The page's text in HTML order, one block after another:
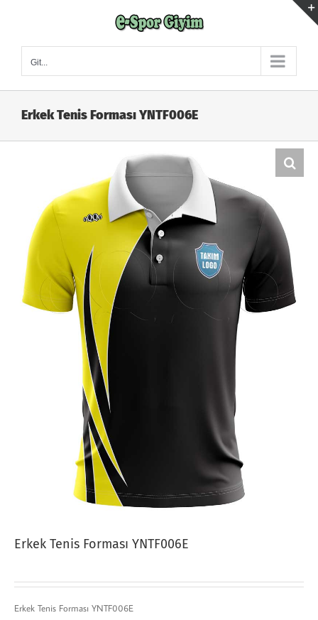
Git...
Erkek Tenis Forması YNTF006E
Erkek Tenis Forması YNTF006E
Erkek Tenis Forması YNTF006E